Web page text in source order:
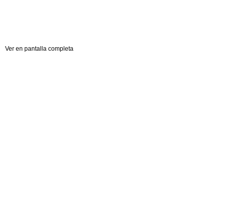
Ver en pantalla completa